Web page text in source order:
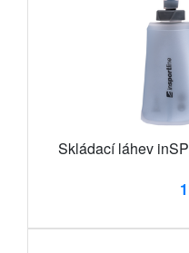
Skládací láhev